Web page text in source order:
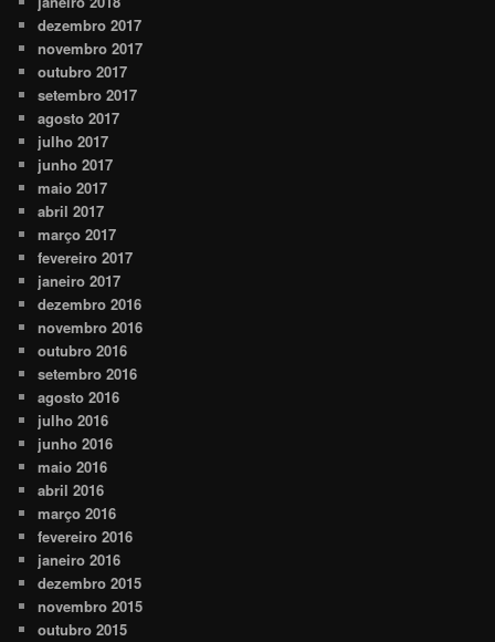
dezembro 2017
novembro 2017
outubro 2017
setembro 2017
agosto 2017
julho 2017
junho 2017
maio 2017
abril 2017
março 2017
fevereiro 2017
janeiro 2017
dezembro 2016
novembro 2016
outubro 2016
setembro 2016
agosto 2016
julho 2016
junho 2016
maio 2016
abril 2016
março 2016
fevereiro 2016
janeiro 2016
dezembro 2015
novembro 2015
outubro 2015